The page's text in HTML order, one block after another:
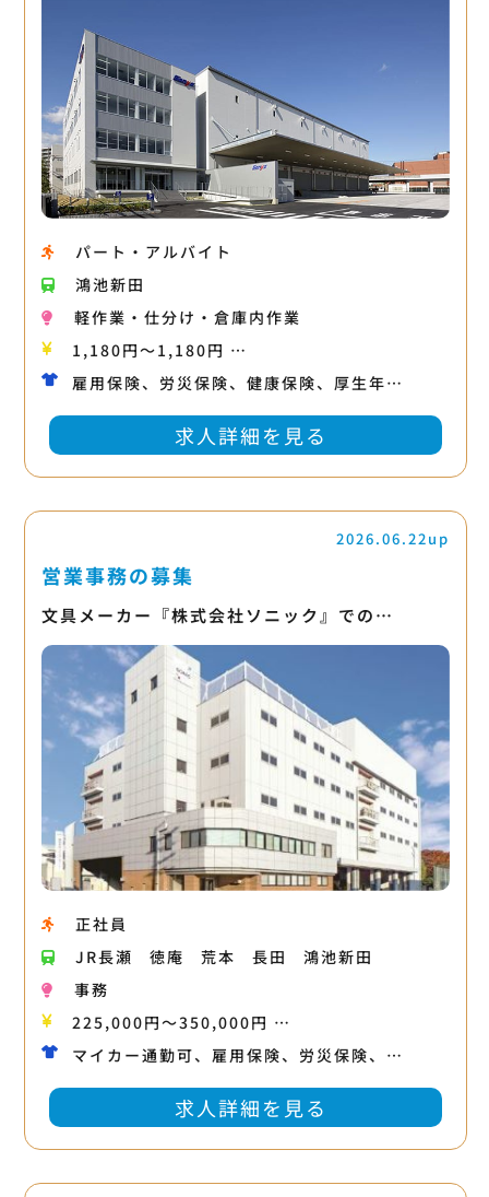
パート・アルバイト
鴻池新田
軽作業・仕分け・倉庫内作業
1,180円〜1,180円 …
雇用保険、労災保険、健康保険、厚生年…
求人詳細を見る
2026.06.22up
営業事務の募集
文具メーカー『株式会社ソニック』での…
正社員
JR長瀬
徳庵 荒本 長田
鴻池新田
事務
225,000円〜350,000円 …
マイカー通勤可、雇用保険、労災保険、…
求人詳細を見る